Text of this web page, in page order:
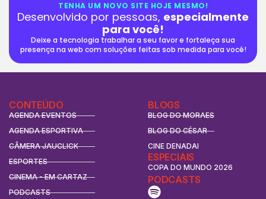
TENHA UM NOVO SITE HOJE MESMO!
Desenvolvido por pessoas, especialmente
para você!
Deixe a tecnologia trabalhar a seu favor e fortaleça sua
presença na web com soluções feitas sob medida para você!
CONTEÚDO
AGENDA EVENTOS
AGENDA ESPORTIVA
CÂMERA JAUCLICK
ESPORTES
CINEMA - EM CARTAZ
PODCASTS
BLOGS
BLOG DO MORAES
BLOG DO CÉSAR
CINE DENADAI
ESPECIAIS
COPA DO MUNDO 2026
PODCASTS